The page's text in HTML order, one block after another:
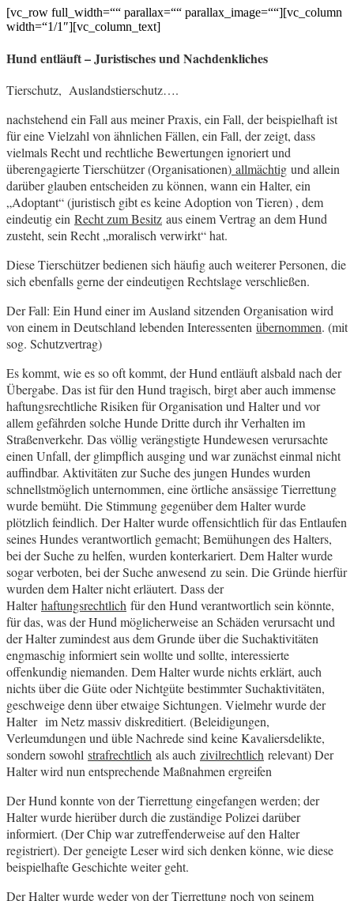
[vc_row full_width=““ parallax=““ parallax_image=““][vc_column
width=“1/1″][vc_column_text]
Hund entläuft – Juristisches und Nachdenkliches
Tierschutz, Auslandstierschutz….
nachstehend ein Fall aus meiner Praxis, ein Fall, der beispielhaft ist
für eine Vielzahl von ähnlichen Fällen, ein Fall, der zeigt, dass
vielmals Recht und rechtliche Bewertungen ignoriert und
überengagierte Tierschützer (Organisationen) allmächtig und allein
darüber glauben entscheiden zu können, wann ein Halter, ein
„Adoptant“ (juristisch gibt es keine Adoption von Tieren) , dem
eindeutig ein Recht zum Besitz aus einem Vertrag an dem Hund
zusteht, sein Recht „moralisch verwirkt“ hat.
Diese Tierschützer bedienen sich häufig auch weiterer Personen, die
sich ebenfalls gerne der eindeutigen Rechtslage verschließen.
Der Fall: Ein Hund einer im Ausland sitzenden Organisation wird
von einem in Deutschland lebenden Interessenten übernommen. (mit
sog. Schutzvertrag)
Es kommt, wie es so oft kommt, der Hund entläuft alsbald nach der
Übergabe. Das ist für den Hund tragisch, birgt aber auch immense
haftungsrechtliche Risiken für Organisation und Halter und vor
allem gefährden solche Hunde Dritte durch ihr Verhalten im
Straßenverkehr. Das völlig verängstigte Hundewesen verursachte
einen Unfall, der glimpflich ausging und war zunächst einmal nicht
auffindbar. Aktivitäten zur Suche des jungen Hundes wurden
schnellstmöglich unternommen, eine örtliche ansässige Tierrettung
wurde bemüht. Die Stimmung gegenüber dem Halter wurde
plötzlich feindlich. Der Halter wurde offensichtlich für das Entlaufen
seines Hundes verantwortlich gemacht; Bemühungen des Halters,
bei der Suche zu helfen, wurden konterkariert. Dem Halter wurde
sogar verboten, bei der Suche anwesend zu sein. Die Gründe hierfür
wurden dem Halter nicht erläutert. Dass der
Halterhaftungsrechtlich für den Hund verantwortlich sein könnte,
für das, was der Hund möglicherweise an Schäden verursacht und
der Halter zumindest aus dem Grunde über die Suchaktivitäten
engmaschig informiert sein wollte und sollte, interessierte
offenkundig niemanden. Dem Halter wurde nichts erklärt, auch
nichts über die Güte oder Nichtgüte bestimmter Suchaktivitäten,
geschweige denn über etwaige Sichtungen. Vielmehr wurde der
Halter im Netz massiv diskreditiert. (Beleidigungen,
Verleumdungen und üble Nachrede sind keine Kavaliersdelikte,
sondern sowohl strafrechtlich als auch zivilrechtlich relevant) Der
Halter wird nun entsprechende Maßnahmen ergreifen
Der Hund konnte von der Tierrettung eingefangen werden; der
Halter wurde hierüber durch die zuständige Polizei darüber
informiert. (Der Chip war zutreffenderweise auf den Halter
registriert). Der geneigte Leser wird sich denken könne, wie diese
beispielhafte Geschichte weiter geht.
Der Halter wurde weder von der Tierrettung noch von seinem